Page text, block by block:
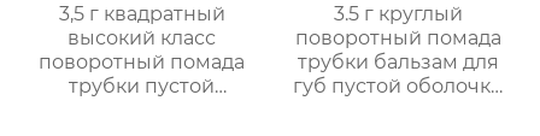
3,5 г квадратный
высокий класс
поворотный помада
трубки пустой
3.5 г круглый
поворотный помада
трубки бальзам для
губ пустой оболочки